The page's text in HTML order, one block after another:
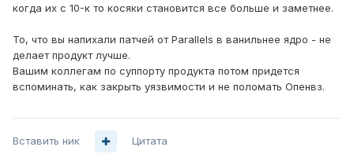
когда их с 10-к то косяки становится все больше и заметнее.
То, что вы напихали патчей от Parallels в ванильнее ядро - не
делает продукт лучше.
Вашим коллегам по суппорту продукта потом придется
вспоминать, как закрыть уязвимости и не поломать Опенвз.
Вставить ник Цитата